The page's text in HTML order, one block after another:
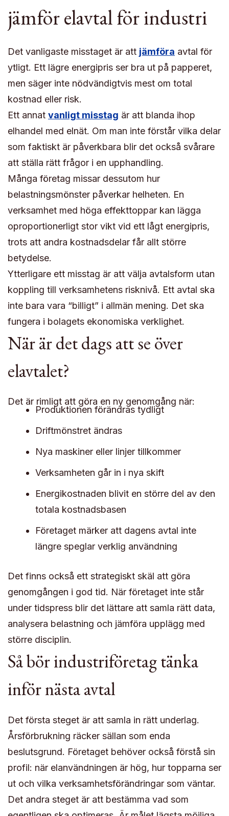
jämför elavtal för industri
Det vanligaste misstaget är att jämföra avtal för
ytligt. Ett lägre energipris ser bra ut på papperet,
men säger inte nödvändigtvis mest om total
kostnad eller risk.
Ett annat vanligt misstag är att blanda ihop
elhandel med elnät. Om man inte förstår vilka delar
som faktiskt är påverkbara blir det också svårare
att ställa rätt frågor i en upphandling.
Många företag missar dessutom hur
belastningsmönster påverkar helheten. En
verksamhet med höga effekttoppar kan lägga
oproportionerligt stor vikt vid ett lågt energi­pris,
trots att andra kostnadsdelar får allt större
betydelse.
Ytterligare ett misstag är att välja avtalsform utan
koppling till verksamhetens risknivå. Ett avtal ska
inte bara vara “billigt” i allmän mening. Det ska
fungera i bolagets ekonomiska verklighet.
När är det dags att se över
elavtalet?
Det är rimligt att göra en ny genomgång när:
Produktionen förändras tydligt
Driftmönstret ändras
Nya maskiner eller linjer tillkommer
Verksamheten går in i nya skift
Energikostnaden blivit en större del av den
totala kostnadsbasen
Företaget märker att dagens avtal inte
längre speglar verklig användning
Det finns också ett strategiskt skäl att göra
genomgången i god tid. När företaget inte står
under tidspress blir det lättare att samla rätt data,
analysera belastning och jämföra upplägg med
större disciplin.
Så bör industriföretag tänka
inför nästa avtal
Det första steget är att samla in rätt underlag.
Årsförbrukning räcker sällan som enda
beslutsgrund. Företaget behöver också förstå sin
profil: när elanvändningen är hög, hur topparna ser
ut och vilka verksamhetsförändringar som väntar.
Det andra steget är att bestämma vad som